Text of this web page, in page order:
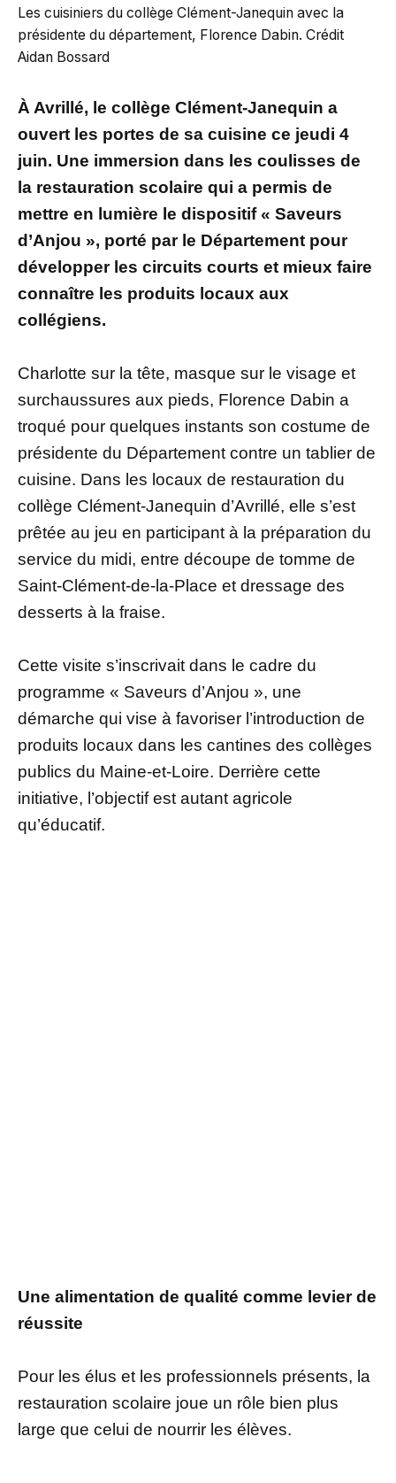
Les cuisiniers du collège Clément-Janequin avec la
présidente du département, Florence Dabin. Crédit
Aidan Bossard
À Avrillé, le collège Clément-Janequin a
ouvert les portes de sa cuisine ce jeudi 4
juin. Une immersion dans les coulisses de
la restauration scolaire qui a permis de
mettre en lumière le dispositif « Saveurs
d’Anjou », porté par le Département pour
développer les circuits courts et mieux faire
connaître les produits locaux aux
collégiens.
Charlotte sur la tête, masque sur le visage et
surchaussures aux pieds, Florence Dabin a
troqué pour quelques instants son costume de
présidente du Département contre un tablier de
cuisine. Dans les locaux de restauration du
collège Clément-Janequin d’Avrillé, elle s’est
prêtée au jeu en participant à la préparation du
service du midi, entre découpe de tomme de
Saint-Clément-de-la-Place et dressage des
desserts à la fraise.
Cette visite s’inscrivait dans le cadre du
programme « Saveurs d’Anjou », une
démarche qui vise à favoriser l’introduction de
produits locaux dans les cantines des collèges
publics du Maine-et-Loire. Derrière cette
initiative, l’objectif est autant agricole
qu’éducatif.
Une alimentation de qualité comme levier de
réussite
Pour les élus et les professionnels présents, la
restauration scolaire joue un rôle bien plus
large que celui de nourrir les élèves.